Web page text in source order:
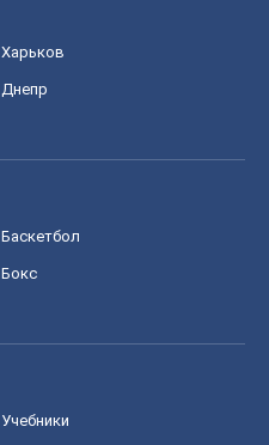
Харьков
Днепр
Баскетбол
Бокс
Учебники